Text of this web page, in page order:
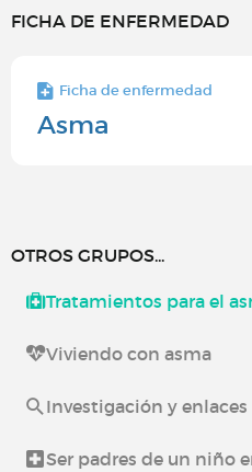
FICHA DE ENFERMEDAD
Ficha de enfermedad
Asma
OTROS GRUPOS...
Tratamientos para el
Viviendo con asma
Investigación y
Ser padres de un niño